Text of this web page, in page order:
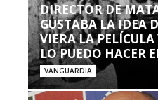
DIRECTOR DE
GUSTABA LA IDEA
VIERA LA PELÍCULA
LO PUEDO HACER
VANGUARDIA